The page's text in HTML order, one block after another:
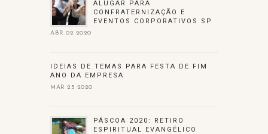
ALUGAR PARA
CONFRATERNIZAÇÃO E
EVENTOS CORPORATIVOS SP
ABR 02 2020
IDEIAS DE TEMAS PARA FESTA DE FIM
ANO DA EMPRESA
MAR 25 2020
PÁSCOA 2020: RETIRO
ESPIRITUAL EVANGÉLICO